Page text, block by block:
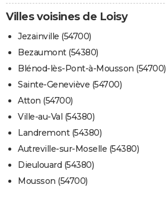
Villes voisines de Loisy
Jezainville (54700)
Bezaumont (54380)
Blénod-lès-Pont-à-Mousson (54700)
Sainte-Geneviève (54700)
Atton (54700)
Ville-au-Val (54380)
Landremont (54380)
Autreville-sur-Moselle (54380)
Dieulouard (54380)
Mousson (54700)